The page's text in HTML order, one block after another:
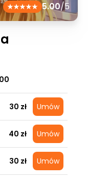
5.00/5
30 zł Umów
40 zł Umów
30 zł Umów